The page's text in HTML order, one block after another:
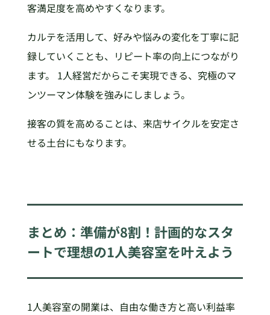
客満足度を高めやすくなります。
カルテを活用して、好みや悩みの変化を丁寧に記
録していくことも、リピート率の向上につながり
ます。 1人経営だからこそ実現できる、究極のマ
ンツーマン体験を強みにしましょう。
接客の質を高めることは、来店サイクルを安定さ
せる土台にもなります。
まとめ：準備が8割！計画的なスタ
ートで理想の1人美容室を叶えよう
1人美容室の開業は、自由な働き方と高い利益率